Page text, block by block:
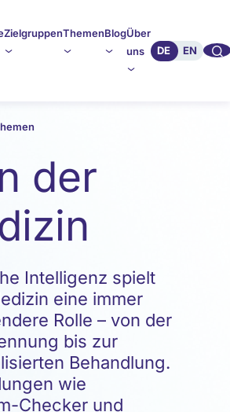
ZielgruppenThemenBlogÜber
uns
DE EN 🔍︎︎
der
Intelligenz spielt
eine immer
Rolle – von der
bis zur
Behandlung.
wie
Checker und